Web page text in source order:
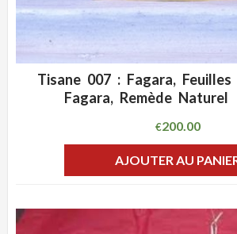
ADD WISHLIST
Tisane 007 : Fagara, Feuilles
Fagara, Remède Naturel
€200.00
AJOUTER AU